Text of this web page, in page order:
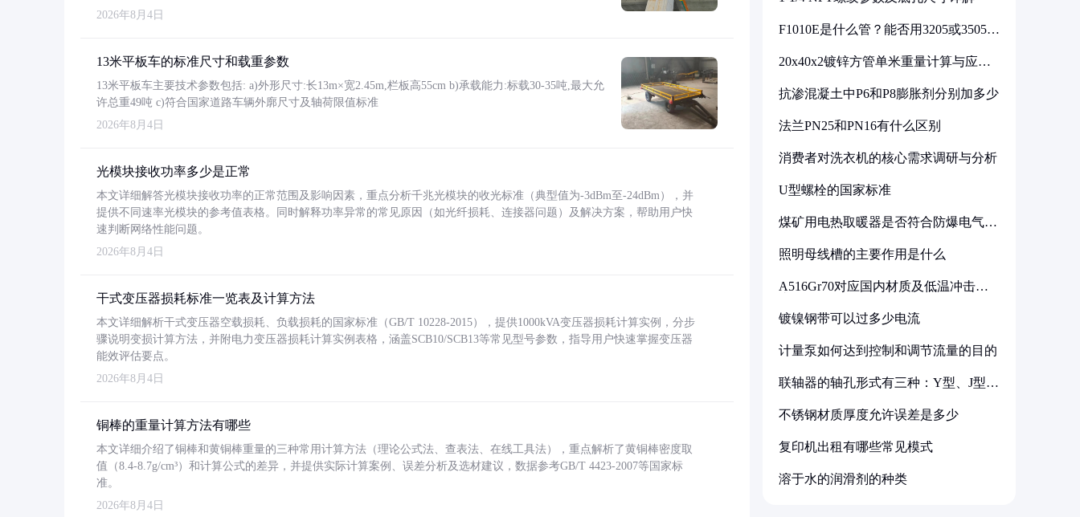
2026年8月4日
13米平板车的标准尺寸和载重参数
13米平板车主要技术参数包括: a)外形尺寸:长13m×宽2.45m,栏板高55cm b)承载能力:标载30-35吨,最大允
许总重49吨 c)符合国家道路车辆外廓尺寸及轴荷限值标准
2026年8月4日
光模块接收功率多少是正常
本文详细解答光模块接收功率的正常范围及影响因素，重点分析千兆光模块的收光标准（典型值为-3dBm至-24dBm），并
提供不同速率光模块的参考值表格。同时解释功率异常的常见原因（如光纤损耗、连接器问题）及解决方案，帮助用户快
速判断网络性能问题。
2026年8月4日
干式变压器损耗标准一览表及计算方法
本文详细解析干式变压器空载损耗、负载损耗的国家标准（GB/T 10228-2015），提供1000kVA变压器损耗计算实例，分步
骤说明变损计算方法，并附电力变压器损耗计算实例表格，涵盖SCB10/SCB13等常见型号参数，指导用户快速掌握变压器
能效评估要点。
2026年8月4日
铜棒的重量计算方法有哪些
本文详细介绍了铜棒和黄铜棒重量的三种常用计算方法（理论公式法、查表法、在线工具法），重点解析了黄铜棒密度取
值（8.4-8.7g/cm³）和计算公式的差异，并提供实际计算案例、误差分析及选材建议，数据参考GB/T 4423-2007等国家标
准。
2026年8月4日
F1010E是什么管？能否用3205或3505代
20x40x2镀锌方管单米重量计算与应用
抗渗混凝土中P6和P8膨胀剂分别加多少
法兰PN25和PN16有什么区别
消费者对洗衣机的核心需求调研与分析
U型螺栓的国家标准
煤矿用电热取暖器是否符合防爆电气设
照明母线槽的主要作用是什么
A516Gr70对应国内材质及低温冲击要
镀镍钢带可以过多少电流
计量泵如何达到控制和调节流量的目的
联轴器的轴孔形式有三种：Y型、J型、
不锈钢材质厚度允许误差是多少
复印机出租有哪些常见模式
溶于水的润滑剂的种类